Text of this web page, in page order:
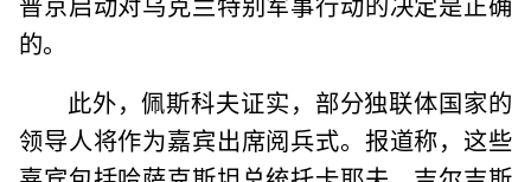
的。
此外，佩斯科夫证实，部分独联体国家的
领导人将作为嘉宾出席阅兵式。报道称，这些